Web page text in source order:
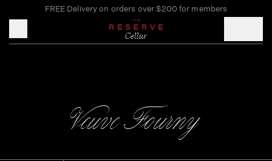
FREE Delivery on orders over $200 for members
Veuve Fourny